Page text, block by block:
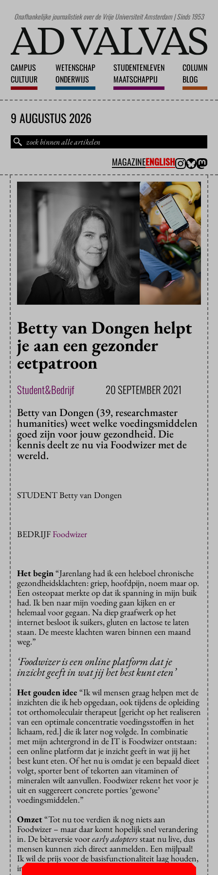
Onafhankelijke journalistiek over de Vrije Universiteit Amsterdam | Sinds 1953
CAMPUS
CULTUUR
WETENSCHAP
ONDERWIJS
STUDENTENLEVEN
MAATSCHAPPIJ
COLUMN
BLOG
9 AUGUSTUS 2026
MAGAZINEENGLISH
Betty van Dongen helpt
je aan een gezonder
eetpatroon
Student&Bedrijf 20 SEPTEMBER 2021
Betty van Dongen (39, researchmaster
humanities) weet welke voedingsmiddelen
goed zijn voor jouw gezondheid. Die
kennis deelt ze nu via Foodwizer met de
wereld.
STUDENT Betty van Dongen
BEDRIJFFoodwizer
Het begin“Jarenlang had ik een heleboel chronische
gezondheidsklachten: griep, hoofdpijn, noem maar op.
Een osteopaat merkte op dat ik spanning in mijn buik
had. Ik ben naar mijn voeding gaan kijken en er
helemaal voor gegaan. Na diep graafwerk op het
internet besloot ik suikers, gluten en lactose te laten
staan. De meeste klachten waren binnen een maand
weg.”
‘Foodwizer is een online platform dat je
inzicht geeft in wat jij het best kunt eten’
Het gouden idee “Ik wil mensen graag helpen met de
inzichten die ik heb opgedaan, ook tijdens de opleiding
tot orthomoleculair therapeut [gericht op het realiseren
van een optimale concentratie voedingsstoffen in het
lichaam, red.] die ik later nog volgde. In combinatie
met mijn achtergrond in de IT is Foodwizer ontstaan:
een online platform dat je inzicht geeft in wat jij het
best kunt eten. Of het nu is omdat je een bepaald dieet
volgt, sporter bent of tekorten aan vitaminen of
mineralen wilt aanvullen. Foodwizer rekent het voor je
uit en suggereert concrete porties ‘gewone’
voedingsmiddelen.”
Omzet“Tot nu toe verdien ik nog niets aan
Foodwizer – maar daar komt hopelijk snel verandering
in. De bètaversie voorearly adoptersstaat nu live, dus
mensen kunnen zich direct aanmelden. Een mijlpaal!
Ik wil de prijs voor de basisfunctionaliteit laag houden,
in eerste instantie 1,49 euro per maand, en die